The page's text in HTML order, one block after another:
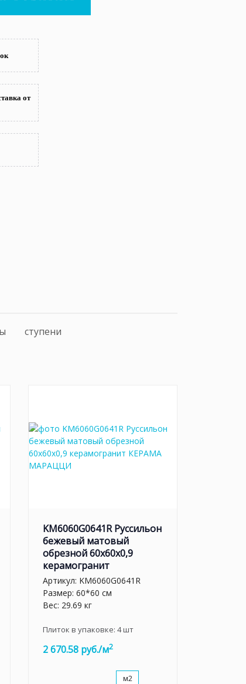
от
ступени
KM6060G0641R Руссильон
бежевый матовый
обрезной 60x60x0,9
керамогранит
Артикул: KM6060G0641R
Размер: 60*60 см
Вес: 29.69 кг
Плиток в упаковке: 4шт
2 670.58 руб./м2
м2